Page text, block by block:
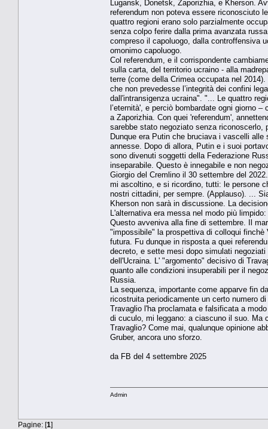
Lugansk, Donetsk, Zaporizhia, e Kherson.
referendum non poteva essere riconosciuto
quattro regioni erano solo parzialmente
senza colpo ferire dalla prima avanzata
compreso il capoluogo, dalla controffensiva
omonimo capoluogo.
Col referendum, e il corrispondente
sulla carta, del territorio ucraino - alla
terre (come della Crimea occupata nel
che non prevedesse l’integrità dei confini
dall'intransigenza ucraina". "... Le quattro
l’eternità', e perciò bombardate ogni giorno
a Zaporizhia. Con quei 'referendum',
sarebbe stato negoziato senza riconoscerlo,
Dunque era Putin che bruciava i vascelli
annesse. Dopo di allora, Putin e i suoi
sono divenuti soggetti della Federazione
inseparabile. Questo è innegabile e non
Giorgio del Cremlino il 30 settembre del
mi ascoltino, e si ricordino, tutti: le persone
nostri cittadini, per sempre. (Applauso). ...
Kherson non sarà in discussione. La
L'alternativa era messa nel modo più
Questo avveniva alla fine di settembre. Il
"impossibile" la prospettiva di colloqui
futura. Fu dunque in risposta a quei
decreto, e sette mesi dopo simulati
dell'Ucraina. L' "argomento" decisivo di
quanto alle condizioni insuperabili per il
Russia.
La sequenza, importante come apparve fin
ricostruita periodicamente un certo numero
Travaglio l'ha proclamata e falsificata a
di cuculo, mi leggano: a ciascuno il suo. Ma
Travaglio? Come mai, qualunque opinione
Gruber, ancora uno sforzo.
da FB del 4 settembre 2025
Admin
Pagine: [1]